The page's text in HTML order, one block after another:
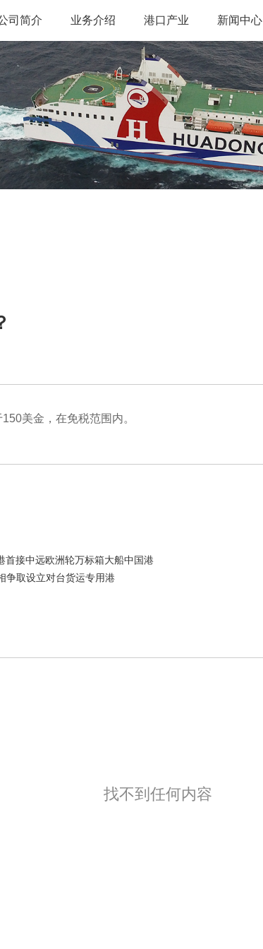
司简介 业务介绍 港口产业 新闻中心
美金，在免税范围内。
首接中远欧洲轮万标箱大船中国港
争取设立对台货运专用港
找不到任何内容